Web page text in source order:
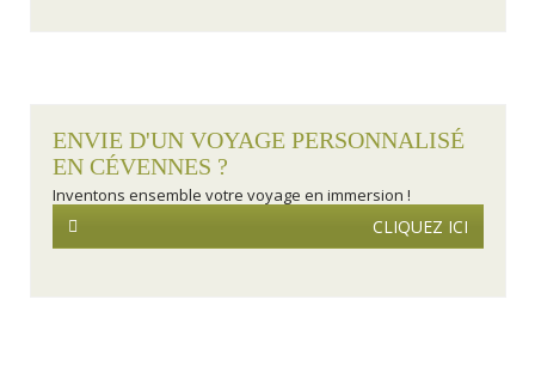
ENVIE D'UN VOYAGE PERSONNALISÉ
EN CÉVENNES ?
Inventons ensemble votre voyage en immersion !
CLIQUEZ ICI